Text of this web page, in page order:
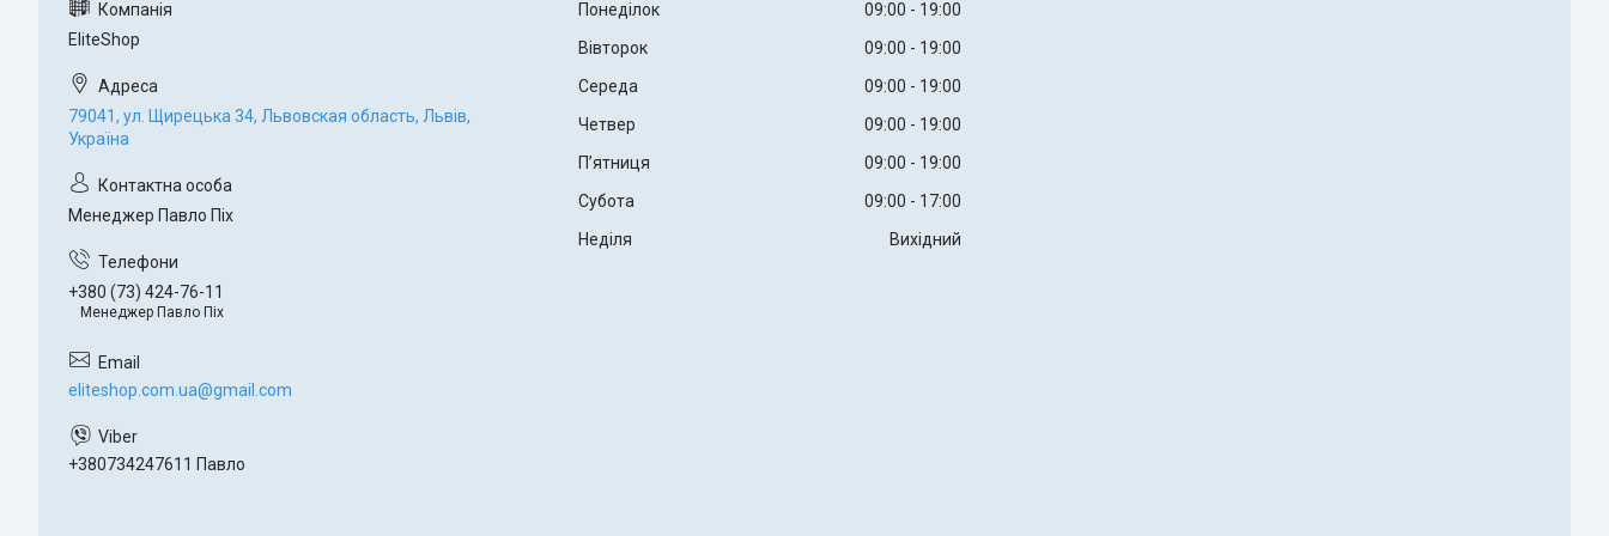
EliteShop
79041, ул. Щирецька 34, Львовская область, Львів,
Україна
Менеджер Павло Піх
+380 (73) 424-76-11
Менеджер Павло Піх
eliteshop.com.ua@gmail.com
+380734247611 Павло
Понеділок 09:00
19:00
Вівторок
09:00
19:00
Середа
09:00
19:00
Четвер
09:00
19:00
Пʼятниця
09:00
19:00
Субота
09:00
17:00
Неділя
Вихідний